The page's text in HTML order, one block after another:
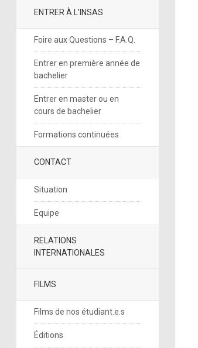
ENTRER À L’INSAS
Foire aux Questions – F.A.Q.
Entrer en première année de
bachelier
Entrer en master ou en
cours de bachelier
Formations continuées
CONTACT
Situation
Equipe
RELATIONS
INTERNATIONALES
FILMS
Films de nos étudiant.e.s
Éditions